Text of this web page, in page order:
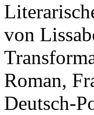
von
Roman,
Deutsch-